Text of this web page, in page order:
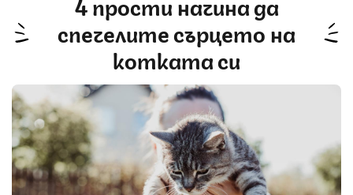
спечелите сърцето на
котката си